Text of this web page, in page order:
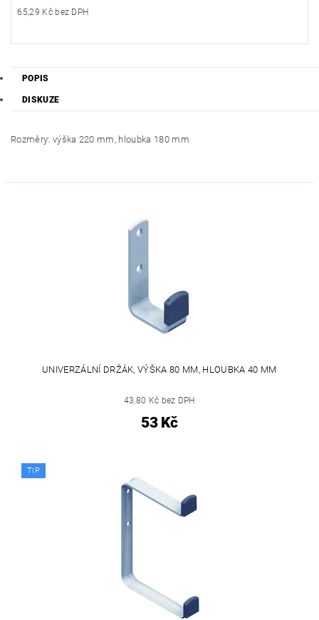
65,29 Kč bez DPH
POPIS
DISKUZE
Rozměry: výška 220 mm, hloubka 180 mm
UNIVERZÁLNÍ DRŽÁK, VÝŠKA 80 MM, HLOUBKA 40 MM
43,80 Kč bez DPH
53 Kč
TIP